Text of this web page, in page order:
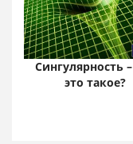
Сингулярность
это такое?